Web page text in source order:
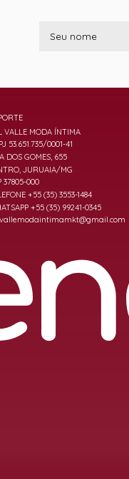
VALLE MODA ÍNTIMA
53.651.735/0001-41
DOS GOMES, 655
JURUAIA/MG
37805-000
+55 (35) 3553-1484
+55 (35) 99241-0345